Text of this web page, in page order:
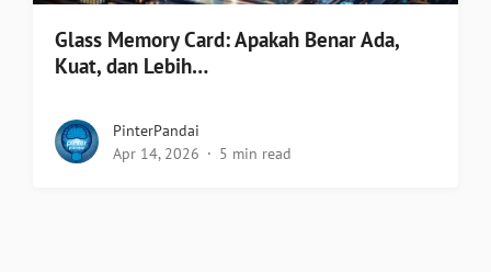
Glass Memory Card: Apakah Benar Ada,
Kuat, dan Lebih…
PinterPandai
Apr 14, 2026
5 min read